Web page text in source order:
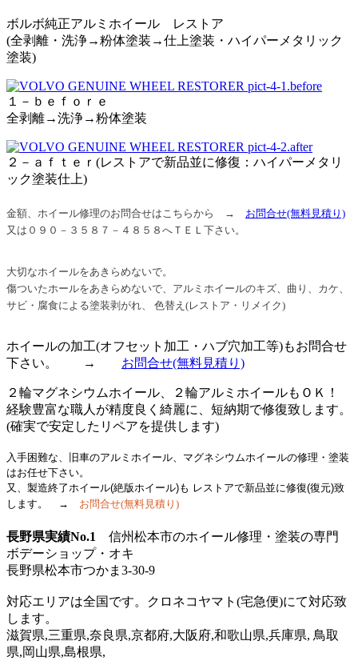
ボルボ純正アルミホイール レストア
(全剥離・洗浄→粉体塗装→仕上塗装・ハイパーメタリック
塗装)
１－ｂｅｆｏｒｅ
全剥離→洗浄→粉体塗装
２－ａｆｔｅｒ(レストアで新品並に修復：ハイパーメタリ
ック塗装仕上)
金額、ホイール修理のお問合せはこちらから → お問合せ(無料見積り)
又は０９０－３５８７－４８５８へＴＥＬ下さい。
大切なホイールをあきらめないで。
傷ついたホールをあきらめないで、アルミホイールのキズ、曲り、カケ、
サビ・腐食による塗装剥がれ、 色替え(レストア・リメイク)
ホイールの加工(オフセット加工・ハブ穴加工等)もお問合せ
下さい。 → お問合せ(無料見積り)
２輪マグネシウムホイール、２輪アルミホイールもＯＫ！
経験豊富な職人が精度良く綺麗に、短納期で修復致します。
(確実で安定したリペアを提供します)
入手困難な、旧車のアルミホイール、マグネシウムホイールの修理・塗装
はお任せ下さい。
又、製造終了ホイール(絶版ホイール)も レストアで新品並に修復(復元)致
します。 → お問合せ(無料見積り)
長野県実績No.1
信州松本市のホイール修理・塗装の専門
ボデーショップ・オキ
長野県松本市つかま3-30-9
対応エリアは全国です。クロネコヤマト(宅急便)にて対応致
します。
滋賀県,三重県,奈良県,京都府,大阪府,和歌山県,兵庫県, 鳥取
県,岡山県,島根県,